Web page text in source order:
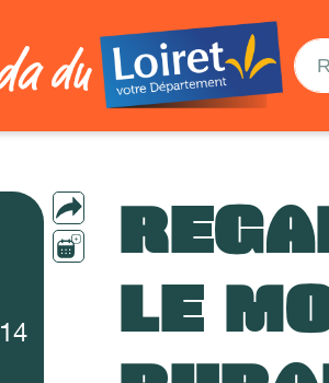
LE
14